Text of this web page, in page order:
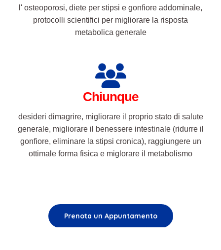
l' osteoporosi, diete per stipsi e gonfiore addominale,
protocolli scientifici per migliorare la risposta
metabolica generale
Chiunque
desideri dimagrire, migliorare il proprio stato di salute
generale, migliorare il benessere intestinale (ridurre il
gonfiore, eliminare la stipsi cronica), raggiungere un
ottimale forma fisica e miglorare il metabolismo
Prenota un Appuntamento